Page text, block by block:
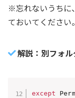
※忘れないうちに
ておいてください。
解説：別フォ
except